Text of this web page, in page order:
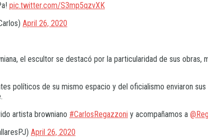
pic.twitter.com/S3mp5qzvXK
April 26, 2020
el escultor se destacó por la particularidad de sus
políticos de su mismo espacio y del oficialismo enviaron
artista browniano #CarlosRegazzoni y acompañamos a
April 26, 2020